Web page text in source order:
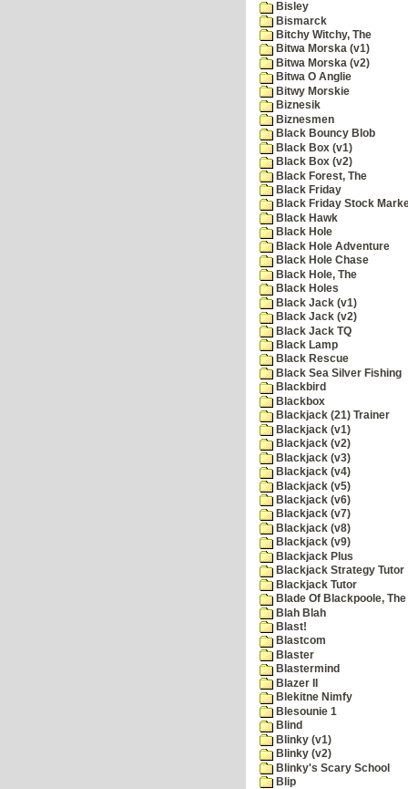
Bisley
Bismarck
Bitchy Witchy, The
Bitwa Morska (v1)
Bitwa Morska (v2)
Bitwa O Anglie
Bitwy Morskie
Biznesik
Biznesmen
Black Bouncy Blob
Black Box (v1)
Black Box (v2)
Black Forest, The
Black Friday
Black Friday Stock
Black Hawk
Black Hole
Black Hole Adventure
Black Hole Chase
Black Hole, The
Black Holes
Black Jack (v1)
Black Jack (v2)
Black Jack TQ
Black Lamp
Black Rescue
Black Sea Silver Fishing
Blackbird
Blackbox
Blackjack (21) Trainer
Blackjack (v1)
Blackjack (v2)
Blackjack (v3)
Blackjack (v4)
Blackjack (v5)
Blackjack (v6)
Blackjack (v7)
Blackjack (v8)
Blackjack (v9)
Blackjack Plus
Blackjack Strategy Tutor
Blackjack Tutor
Blade Of Blackpoole, The
Blah Blah
Blast!
Blastcom
Blaster
Blastermind
Blazer II
Blekitne Nimfy
Blesounie 1
Blind
Blinky (v1)
Blinky (v2)
Blinky's Scary School
Blip